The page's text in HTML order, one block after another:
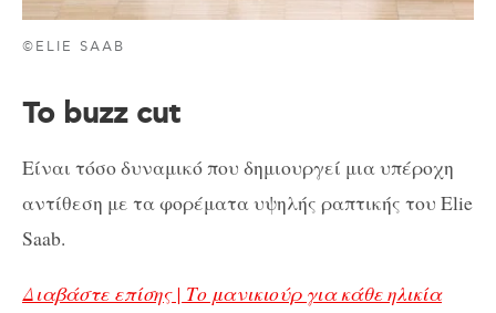
©ELIE SAAB
Το buzz cut
Είναι τόσο δυναμικό που δημιουργεί μια υπέροχη
αντίθεση με τα φορέματα υψηλής ραπτικής του Elie
Saab.
Διαβάστε επίσης | Το μανικιούρ για κάθε ηλικία